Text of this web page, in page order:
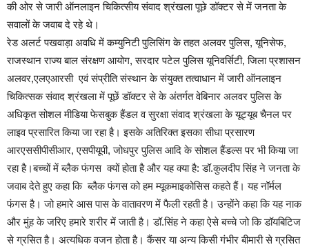
की ओर से जारी ऑनलाइन चिकित्सीय संवाद श्रंखला पूछे डॉक्टर से में जनता के
सवालों के जवाब दे रहे थे।
रेड अलर्ट पखवाड़ा अवधि में कम्युनिटी पुलिसिंग के तहत अलवर पुलिस, यूनिसेफ,
राजस्थान राज्य बाल संरक्षण आयोग, सरदार पटेल पुलिस यूनिवर्सिटी, जिला प्रशासन
अलवर,एलएआरसी एवं संप्रीति संस्थान के संयुक्त तत्वाधान में जारी ऑनलाइन
चिकित्सक संवाद श्रंखला में पूछें डॉक्टर से के अंतर्गत वेबिनार अलवर पुलिस के
अधिकृत सोशल मीडिया फेसबुक हैंडल व सुरक्षा संवाद श्रंखला के यूट्यूब चैनल पर
लाइव प्रसारित किया जा रहा है। इसके अतिरिक्त इसका सीधा प्रसारण
आरएससीपीसीआर, एसपीयूपी, जोधपुर पुलिस आदि के सोशल हैंडल्स पर भी किया जा
रहा है।बच्चों में ब्लैक फंगस क्यों होता है और यह क्या है: डॉ.कुलदीप सिंह ने जनता के
जवाब देते हुए कहा कि ब्लैक फंगस को हम म्यूकमाइकोसिस कहते हैं। यह नॉर्मल
फंगस है। जो हमारे आस पास के वातावरण में फैली रहती है। उन्होंने कहा कि यह नाक
और मुंह के जरिए हमारे शरीर में जाती है। डॉ.सिंह ने कहा ऐसे बच्चे जो कि डॉयबिटिज
से ग्रसित है। अत्यधिक वजन होता है। कैंसर या अन्य किसी गंभीर बीमारी से ग्रसित